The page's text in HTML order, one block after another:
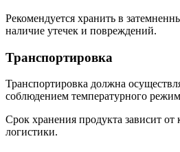
Рекомендуется хранить в
наличие утечек и повреждений.
Транспортировка
Транспортировка должна
соблюдением температурного
Срок хранения продукта зависит
логистики.